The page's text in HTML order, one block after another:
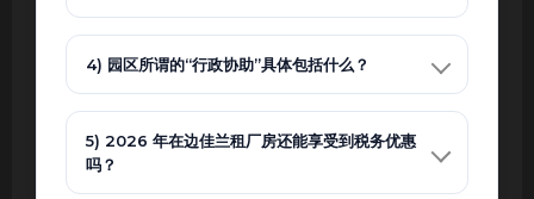
4) 园区所谓的“行政协助”具体包括什么？
5) 2026 年在边佳兰租厂房还能享受到税务优惠
吗？